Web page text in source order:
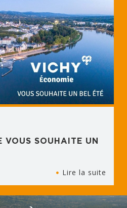
VOUS SOUHAITE UN
Lire la suite